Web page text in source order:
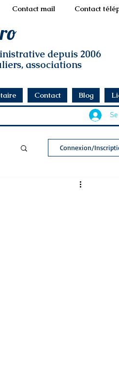
depuis 2006
associations
Contact Blog
Contact mail Contact
Connexion/